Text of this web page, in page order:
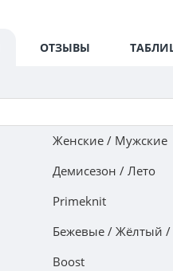
ОТЗЫВЫ
Женские / Мужские
Демисезон / Лето
Primeknit
Бежевые / Жёлтый /
Boost